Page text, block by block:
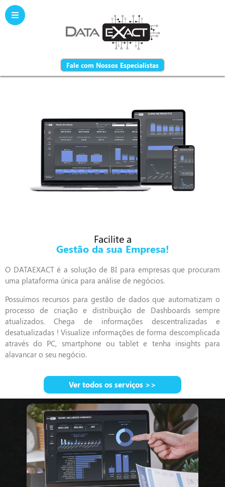
Fale com Nossos Especialistas
Facilite a
Gestão da sua Empresa!
O DATAEXACT é a solução de BI para empresas que procuram
uma plataforma única para análise de negócios.
Possuímos recursos para gestão de dados que automatizam o
processo de criação e distribuição de Dashboards sempre
atualizados. Chega de informações descentralizadas e
desatualizadas ! Visualize informações de forma descomplicada
através do PC, smartphone ou tablet e tenha insights para
alavancar o seu negócio.
Ver todos os serviços >>